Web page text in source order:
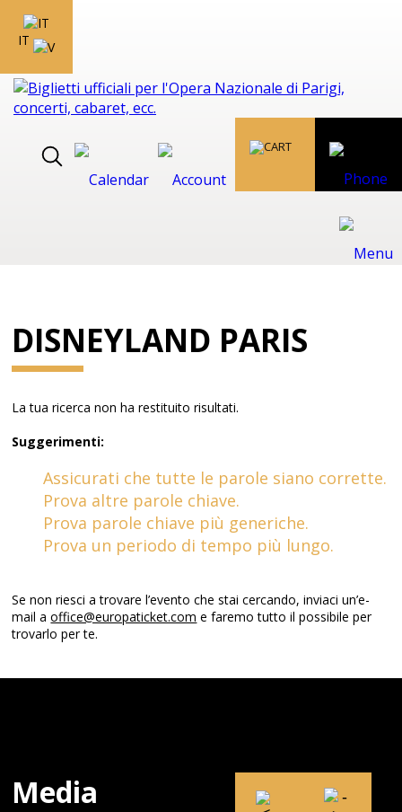
IT
DISNEYLAND PARIS
La tua ricerca non ha restituito risultati.
Suggerimenti:
Assicurati che tutte le parole siano corrette.
Prova altre parole chiave.
Prova parole chiave più generiche.
Prova un periodo di tempo più lungo.
Se non riesci a trovare l’evento che stai cercando, inviaci un’e-
mail aoffice@europaticket.com e faremo tutto il possibile per
trovarlo per te.
Media